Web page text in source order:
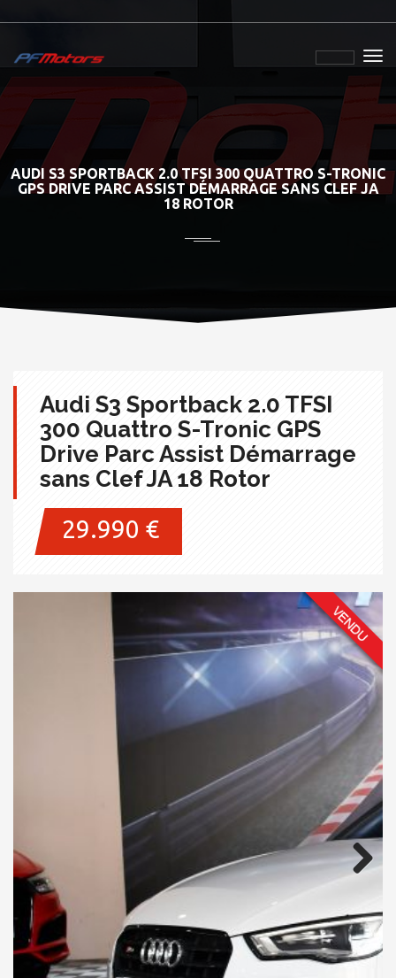
AUDI S3 SPORTBACK 2.0 TFSI 300 QUATTRO S-TRONIC
GPS DRIVE PARC ASSIST DÉMARRAGE SANS CLEF JA
18 ROTOR
Audi S3 Sportback 2.0 TFSI
300 Quattro S-Tronic GPS
Drive Parc Assist Démarrage
sans Clef JA 18 Rotor
29.990 €